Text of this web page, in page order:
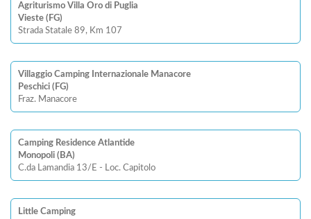
Agriturismo Villa Oro di Puglia
Vieste (FG)
Strada Statale 89, Km 107
Villaggio Camping Internazionale Manacore
Peschici (FG)
Fraz. Manacore
Camping Residence Atlantide
Monopoli (BA)
C.da Lamandia 13/E - Loc. Capitolo
Little Camping